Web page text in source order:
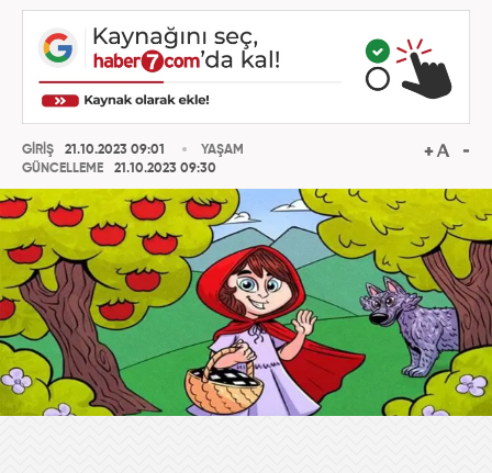
GİRİŞ
21.10.2023 09:01
GÜNCELLEME
21.10.2023 09:30
YAŞAM